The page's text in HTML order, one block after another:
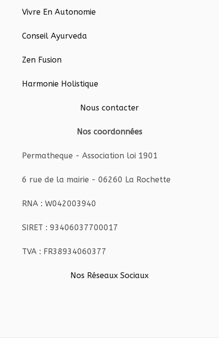
Vivre En Autonomie
Conseil Ayurveda
Zen Fusion
Harmonie Holistique
Nous contacter
Nos coordonnées
Permatheque - Association loi 1901
6 rue de la mairie - 06260 La Rochette
RNA : W042003940
SIRET : 93406037700017
TVA : FR38934060377
Nos Réseaux Sociaux